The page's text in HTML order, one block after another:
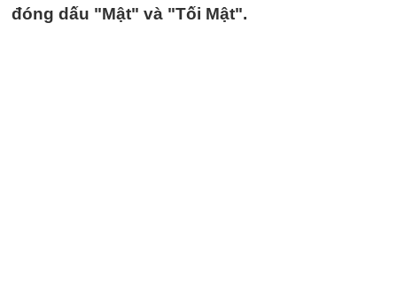
đóng dấu "Mật" và "Tối Mật".